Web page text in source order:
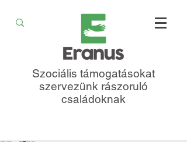
Szociális támogatásokat
szervezünk rászoruló
családoknak